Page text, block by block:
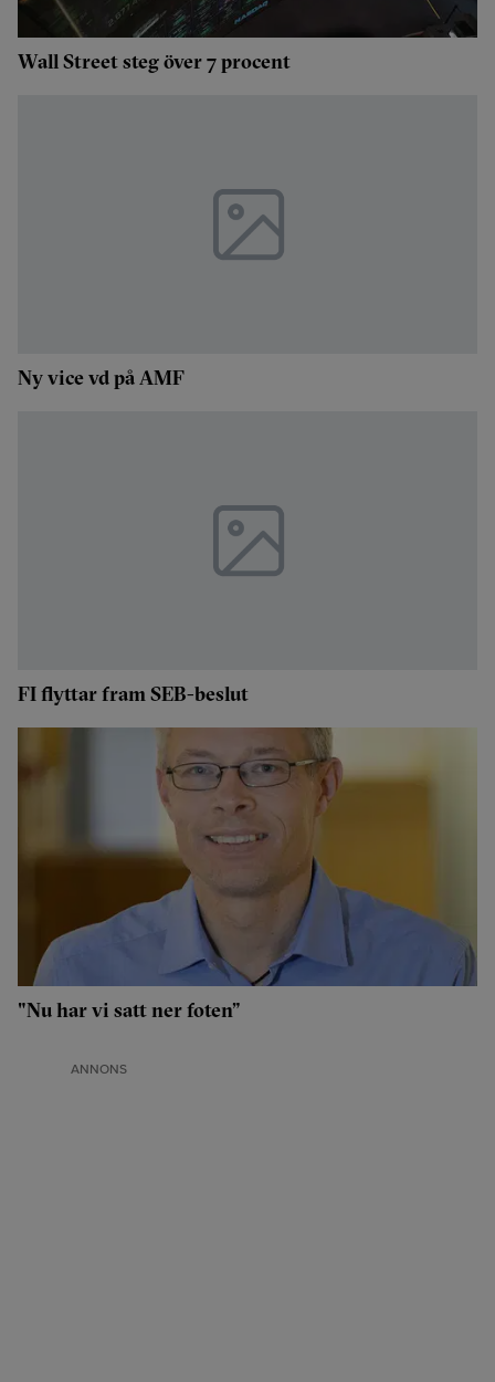
Wall Street steg över 7 procent
Ny vice vd på AMF
FI flyttar fram SEB-beslut
"Nu har vi satt ner foten”
ANNONS